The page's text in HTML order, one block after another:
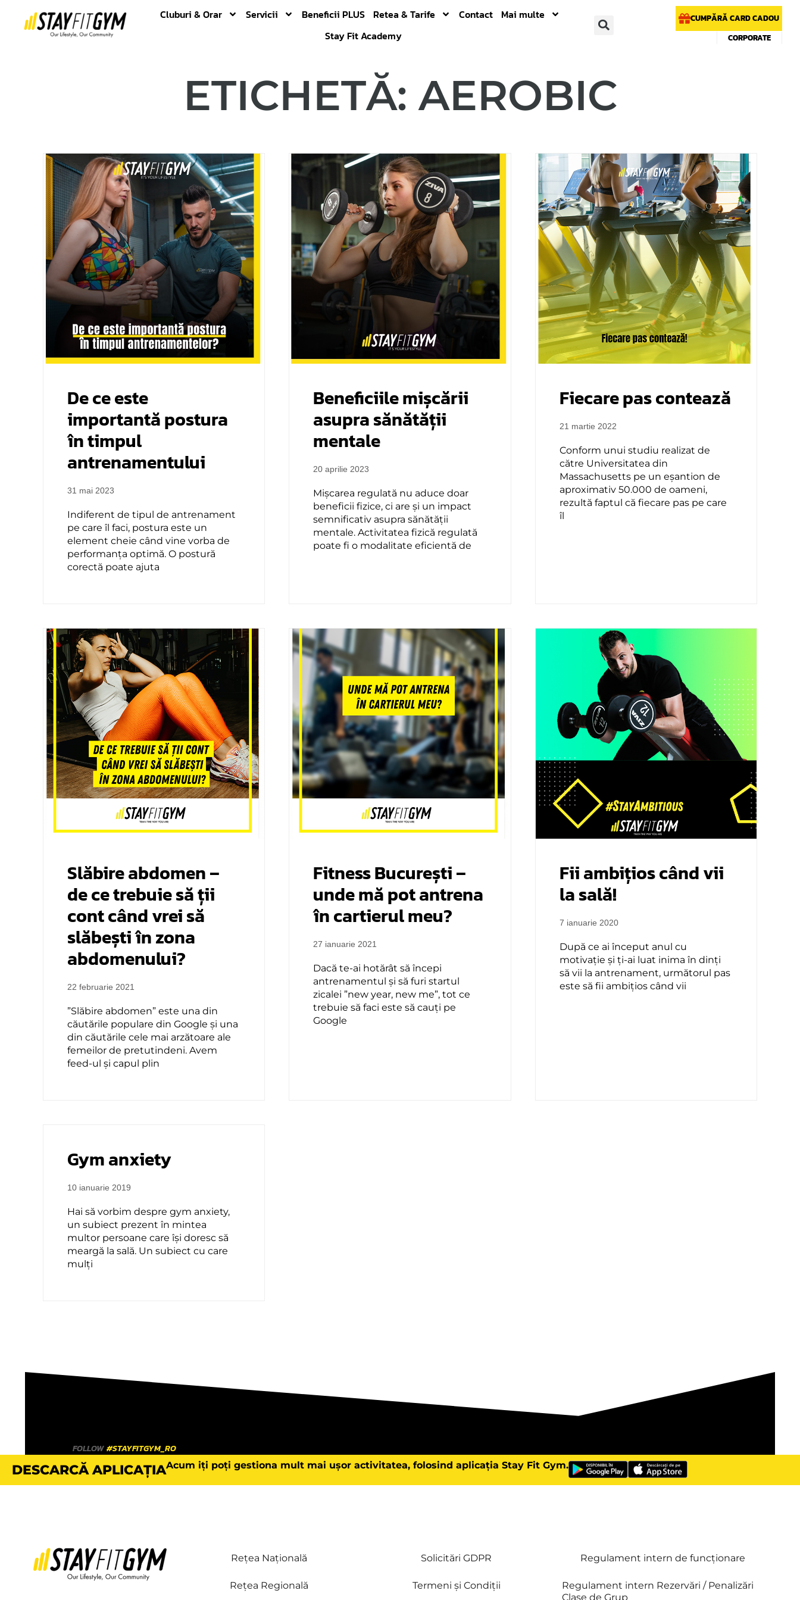
Cluburi & Orar Servicii Beneficii PLUS Retea & Tarife Contact Mai multe
Stay Fit Academy
CUMPĂRĂ CARD CADOU
CORPORATE
ETICHETĂ: AEROBIC
De ce este
importantă postura
în timpul
antrenamentului
31 mai 2023
Indiferent de tipul de antrenament
pe care îl faci, postura este un
element cheie când vine vorba de
performanța optimă. O postură
corectă poate ajuta
Beneficiile mișcării
asupra sănătății
mentale
20 aprilie 2023
Mișcarea regulată nu aduce doar
beneficii fizice, ci are și un impact
semnificativ asupra sănătății
mentale. Activitatea fizică regulată
poate fi o modalitate eficientă de
Fiecare pas contează
21 martie 2022
Conform unui studiu realizat de
către Universitatea din
Massachusetts pe un eșantion de
aproximativ 50.000 de oameni,
rezultă faptul că fiecare pas pe care
îl
Slăbire abdomen –
de ce trebuie să ții
cont când vrei să
slăbești în zona
abdomenului?
22 februarie 2021
”Slăbire abdomen” este una din
căutările populare din Google și una
din căutările cele mai arzătoare ale
femeilor de pretutindeni. Avem
feed-ul și capul plin
Fitness București –
unde mă pot antrena
în cartierul meu?
27 ianuarie 2021
Dacă te-ai hotărât să începi
antrenamentul și să furi startul
zicalei ”new year, new me”, tot ce
trebuie să faci este să cauți pe
Google
Fii ambițios când vii
la sală!
7 ianuarie 2020
După ce ai început anul cu
motivație și ți-ai luat inima în dinți
să vii la antrenament, următorul pas
este să fii ambițios când vii
Gym anxiety
10 ianuarie 2019
Hai să vorbim despre gym anxiety,
un subiect prezent în mintea
multor persoane care își doresc să
meargă la sală. Un subiect cu care
mulți
FOLLOW #STAYFITGYM_RO
DESCARCĂ APLICAȚIAAcum iți poți gestiona mult mai ușor activitatea, folosind aplicația Stay Fit Gym.
Rețea Națională
Rețea Regională
Solicitări GDPR
Termeni și Condiții
Regulament intern de funcționare
Regulament intern Rezervări / Penalizări
Clase de Grup